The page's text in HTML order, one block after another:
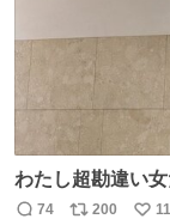
わたし超勘違い女だった 階段から男の人
だけど この格好
74 200